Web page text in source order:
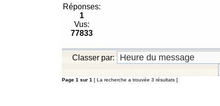
Réponses:
1
Vus:
77833
Classer par:
Page 1 sur 1 [ La recherche a trouvée 3 résultats ]